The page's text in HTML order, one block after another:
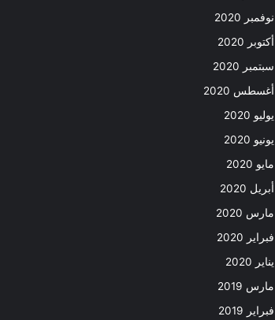
نوفمبر 2020
أكتوبر 2020
سبتمبر 2020
أغسطس 2020
يوليو 2020
يونيو 2020
مايو 2020
أبريل 2020
مارس 2020
فبراير 2020
يناير 2020
مارس 2019
فبراير 2019